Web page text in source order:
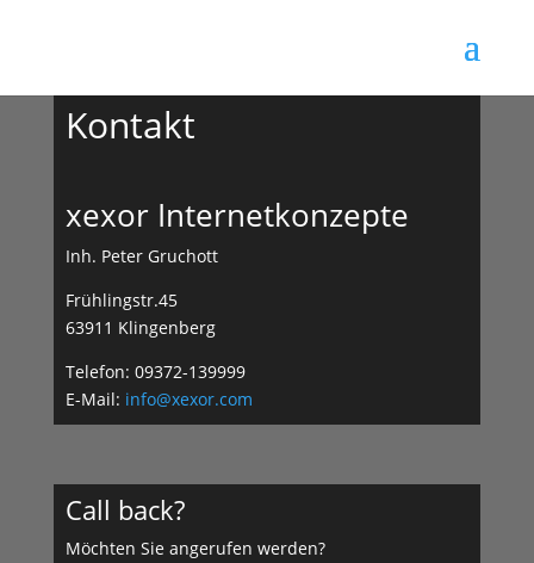
Kontakt
xexor Internetkonzepte
Inh. Peter Gruchott
Frühlingstr.45
63911 Klingenberg
Telefon: 09372-139999
E-Mail: info@xexor.com
Call back?
Möchten Sie angerufen werden?